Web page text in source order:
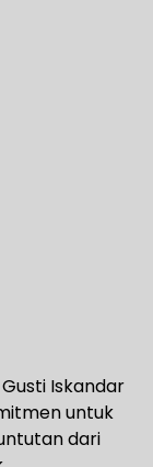
Iskandar
untuk
dari